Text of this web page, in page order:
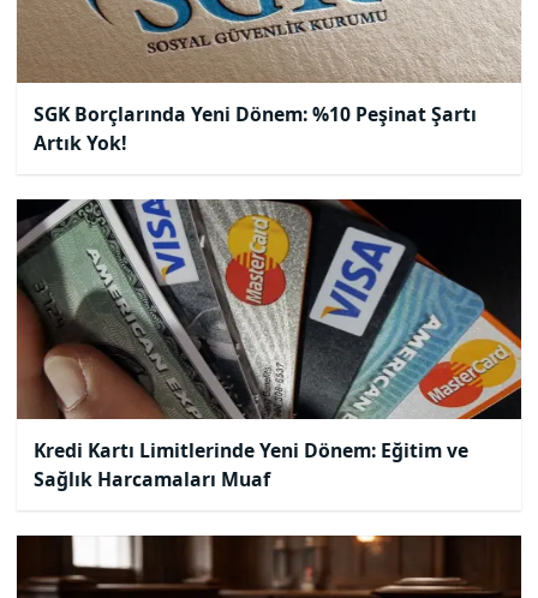
SGK Borçlarında Yeni Dönem: %10 Peşinat Şartı
Artık Yok!
Kredi Kartı Limitlerinde Yeni Dönem: Eğitim ve
Sağlık Harcamaları Muaf